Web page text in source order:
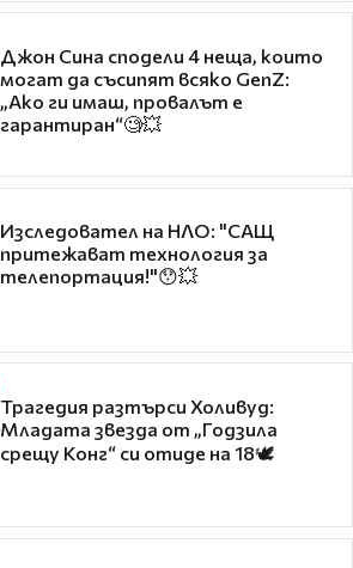
Джон Сина сподели 4 неща, които
могат да съсипят всяко GenZ:
„Ако ги имаш, провалът е
гарантиран“🧐💥
Изследовател на НЛО: "САЩ
притежават технология за
телепортация!"😯💥
Трагедия разтърси Холивуд:
Младата звезда от „Годзила
срещу Конг“ си отиде на 18🕊️